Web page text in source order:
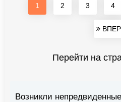
1 2 3 4
Перейти на
Возникли